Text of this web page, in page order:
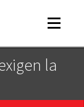
Toggle
la